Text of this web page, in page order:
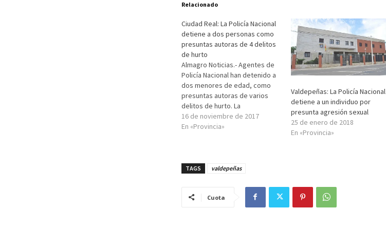
Relacionado
Ciudad Real: La Policía Nacional
detiene a dos personas como
presuntas autoras de 4 delitos
de hurto
Almagro Noticias.- Agentes de
Policía Nacional han detenido a
dos menores de edad, como
presuntas autoras de varios
delitos de hurto. La
investigación comienza a raíz
de tener conocimiento a través
modus operandi y…
16 de noviembre de 2017
En «Provincia»
Valdepeñas: La Policía Nacional
detiene a un individuo por
presunta agresión sexual
25 de enero de 2018
En «Provincia»
TAGS valdepeñas
Cuota